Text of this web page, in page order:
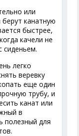
или
берут канатную
быстрее,
качели не
сиденьем.
легко
веревку
еще один
трубу, и
канат или
в
полезный для